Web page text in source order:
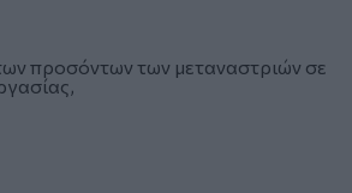
προσόντων των μεταναστριών σε